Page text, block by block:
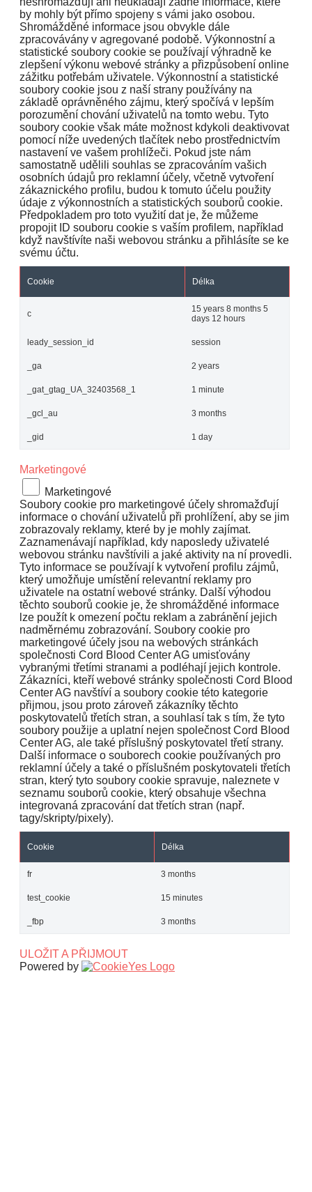
by mohly být přímo spojeny s vámi jako osobou.
Shromážděné informace jsou obvykle dále
zpracovávány v agregované podobě. Výkonnostní a
statistické soubory cookie se používají výhradně ke
zlepšení výkonu webové stránky a přizpůsobení online
zážitku potřebám uživatele. Výkonnostní a statistické
soubory cookie jsou z naší strany používány na
základě oprávněného zájmu, který spočívá v lepším
porozumění chování uživatelů na tomto webu. Tyto
soubory cookie však máte možnost kdykoli deaktivovat
pomocí níže uvedených tlačítek nebo prostřednictvím
nastavení ve vašem prohlížeči. Pokud jste nám
samostatně udělili souhlas se zpracováním vašich
osobních údajů pro reklamní účely, včetně vytvoření
zákaznického profilu, budou k tomuto účelu použity
údaje z výkonnostních a statistických souborů cookie.
Předpokladem pro toto využití dat je, že můžeme
propojit ID souboru cookie s vaším profilem, například
když navštívíte naši webovou stránku a přihlásíte se ke
svému účtu.
Cookie Délka
c
15 years 8 months 5
days 12 hours
leady_session_id session
_ga 2 years
_gat_gtag_UA_32403568_1 1 minute
_gcl_au 3 months
_gid 1 day
Marketingové
Marketingové
Soubory cookie pro marketingové účely shromažďují
informace o chování uživatelů při prohlížení, aby se jim
zobrazovaly reklamy, které by je mohly zajímat.
Zaznamenávají například, kdy naposledy uživatelé
webovou stránku navštívili a jaké aktivity na ní provedli.
Tyto informace se používají k vytvoření profilu zájmů,
který umožňuje umístění relevantní reklamy pro
uživatele na ostatní webové stránky. Další výhodou
těchto souborů cookie je, že shromážděné informace
lze použít k omezení počtu reklam a zabránění jejich
nadměrnému zobrazování. Soubory cookie pro
marketingové účely jsou na webových stránkách
společnosti Cord Blood Center AG umisťovány
vybranými třetími stranami a podléhají jejich kontrole.
Zákazníci, kteří webové stránky společnosti Cord Blood
Center AG navštíví a soubory cookie této kategorie
přijmou, jsou proto zároveň zákazníky těchto
poskytovatelů třetích stran, a souhlasí tak s tím, že tyto
soubory použije a uplatní nejen společnost Cord Blood
Center AG, ale také příslušný poskytovatel třetí strany.
Další informace o souborech cookie používaných pro
reklamní účely a také o příslušném poskytovateli třetích
stran, který tyto soubory cookie spravuje, naleznete v
seznamu souborů cookie, který obsahuje všechna
integrovaná zpracování dat třetích stran (např.
tagy/skripty/pixely).
Cookie Délka
fr 3 months
test_cookie 15 minutes
_fbp 3 months
ULOŽIT A PŘIJMOUT
Powered by